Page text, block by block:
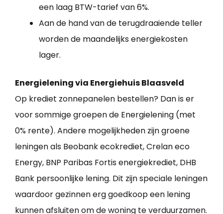
een laag BTW-tarief van 6%.
Aan de hand van de terugdraaiende teller
worden de maandelijks energiekosten
lager.
Energielening via Energiehuis Blaasveld
Op krediet zonnepanelen bestellen? Dan is er
voor sommige groepen de Energielening (met
0% rente). Andere mogelijkheden zijn groene
leningen als Beobank ecokrediet, Crelan eco
Energy, BNP Paribas Fortis energiekrediet, DHB
Bank persoonlijke lening. Dit zijn speciale leningen
waardoor gezinnen erg goedkoop een lening
kunnen afsluiten om de woning te verduurzamen.